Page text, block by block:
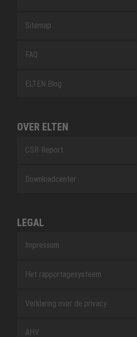
Sitemap
FAQ
ELTEN Blog
OVER ELTEN
CSR-Report
Downloadcenter
LEGAL
Impressum
Het rapportagesysteem
Verklaring over de privacy
AHV